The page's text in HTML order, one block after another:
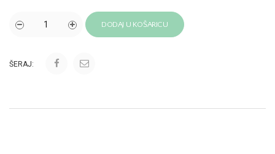
DODAJ U KOŠARICU
ŠERAJ: